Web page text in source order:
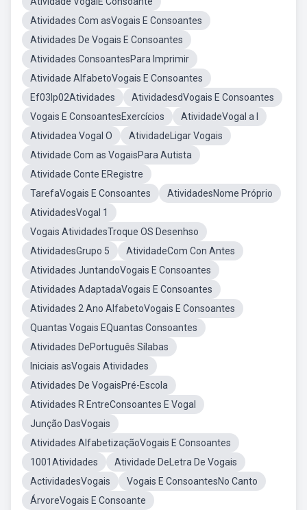
Atividades Com asVogais E Consoantes
Atividades De Vogais E Consoantes
Atividades ConsoantesPara Imprimir
Atividade AlfabetoVogais E Consoantes
Ef03lp02Atividades
AtividadesdVogais E Consoantes
Vogais E ConsoantesExercícios
AtividadeVogal a I
Atividadea Vogal O
AtividadeLigar Vogais
Atividade Com as VogaisPara Autista
Atividade Conte ERegistre
TarefaVogais E Consoantes
AtividadesNome Próprio
AtividadesVogal 1
Vogais AtividadesTroque OS Desenhso
AtividadesGrupo 5
AtividadeCom Con Antes
Atividades JuntandoVogais E Consoantes
Atividades AdaptadaVogais E Consoantes
Atividades 2 Ano AlfabetoVogais E Consoantes
Quantas Vogais EQuantas Consoantes
Atividades DePortuguês Sílabas
Iniciais asVogais Atividades
Atividades De VogaisPré-Escola
Atividades R EntreConsoantes E Vogal
Junção DasVogais
Atividades AlfabetizaçãoVogais E Consoantes
1001Atividades
Atividade DeLetra De Vogais
ActividadesVogais
Vogais E ConsoantesNo Canto
ÁrvoreVogais E Consoante